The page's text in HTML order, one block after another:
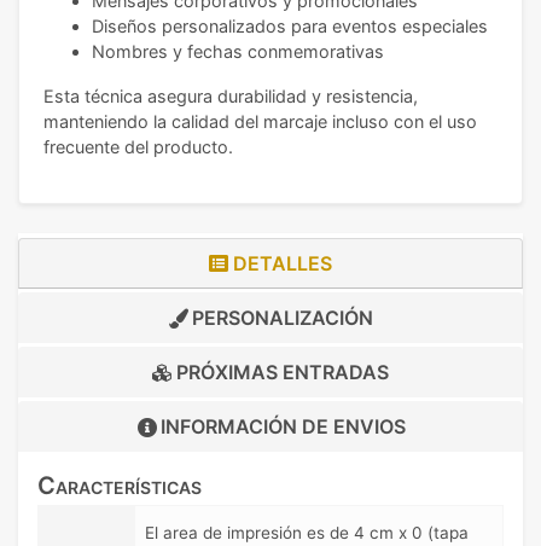
Diseños personalizados para eventos especiales
Nombres y fechas conmemorativas
Esta técnica asegura durabilidad y resistencia,
manteniendo la calidad del marcaje incluso con el uso
frecuente del producto.
DETALLES
PERSONALIZACIÓN
PRÓXIMAS ENTRADAS
INFORMACIÓN DE ENVIOS
Características
El area de impresión es de 4 cm x 0 (tapa